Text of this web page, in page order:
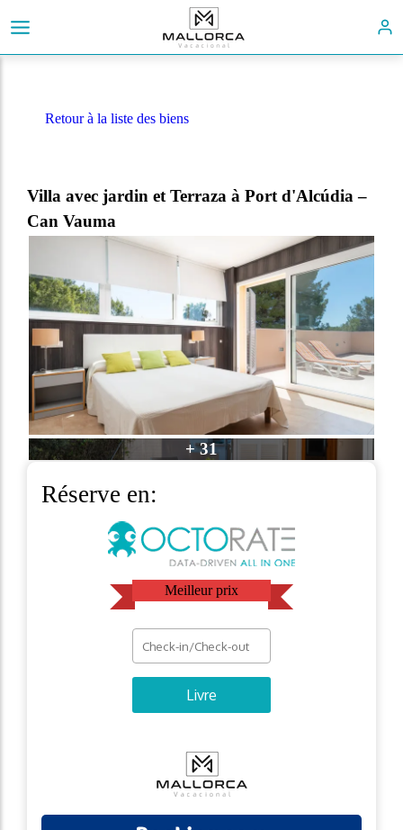
Retour à la liste des biens
Villa avec jardin et Terraza à Port d'Alcúdia –
Can Vauma
+ 31
Réserve en:
Meilleur prix
Livre